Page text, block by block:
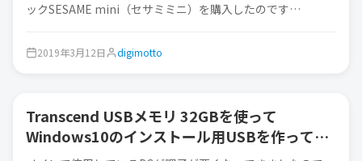
ックSESAME mini（セサミミニ）を購入したのです…
2019年3月12日 digimotto
ガジェット
Transcend USBメモリ 32GBを使って
Windows10のインストール用USBを作ってみ
た。